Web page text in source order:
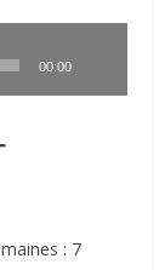
00:00
: 7